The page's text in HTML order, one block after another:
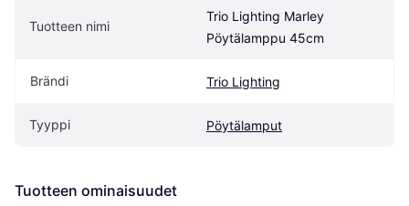
Tuotteen nimi
Trio Lighting Marley
Pöytälamppu 45cm
Brändi Trio Lighting
Tyyppi Pöytälamput
Tuotteen ominaisuudet